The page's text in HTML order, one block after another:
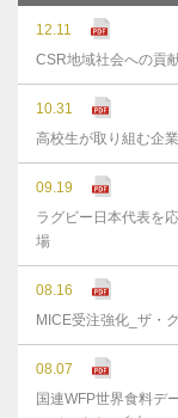
12.11
CSR地域社会への貢
10.31
高校生が取り組む企
09.19
ラグビー日本代表を
場
08.16
MICE受注強化_ザ・
08.07
国連WFP世界食料デ